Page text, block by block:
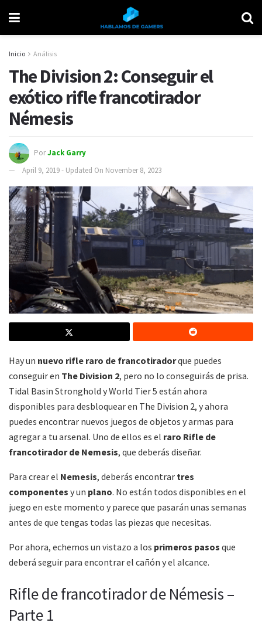
Inicio Análisis
The Division 2: Conseguir el
exótico rifle francotirador
Némesis
PorJack Garry
April 9, 2019 - Updated On November 8, 2023
Hay un nuevo rifle raro de francotiradorque puedes
conseguir en The Division 2, pero no lo conseguirás de prisa.
Tidal Basin Stronghold y World Tier 5 están ahora
disponibles para desbloquear en The Division 2, y ahora
puedes encontrar nuevos juegos de objetos y armas para
agregar a tu arsenal. Uno de ellos es el raro Rifle de
francotirador de Nemesis, que deberás diseñar.
Para crear el Nemesis, deberás encontrar tres
componentes y un plano. No están todos disponibles en el
juego en este momento y parece que pasarán unas semanas
antes de que tengas todas las piezas que necesitas.
Por ahora, echemos un vistazo a los primeros pasos que
deberá seguir para encontrar el cañón y el alcance.
Rifle de francotirador de Némesis –
Parte 1